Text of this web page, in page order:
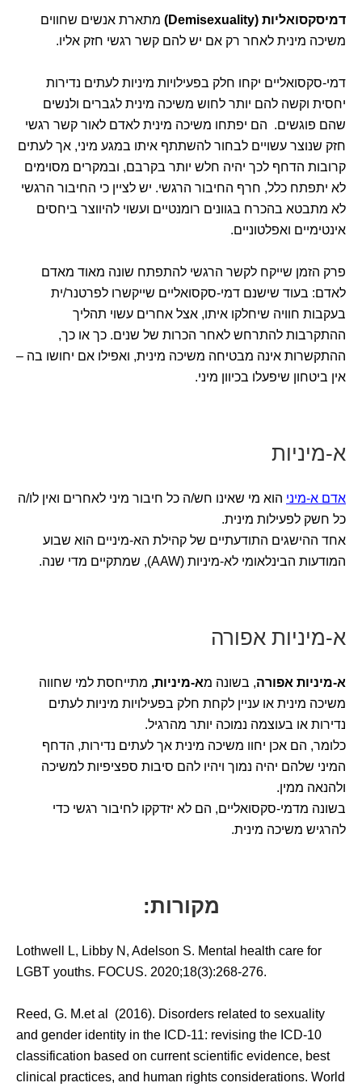
דמיסקסואליות (Demisexuality)
מתארת אנשים שחווים
משיכה מינית לאחר רק אם יש להם קשר רגשי חזק אליו.
דמי-סקסואליים יקחו חלק בפעילויות מיניות לעתים נדירות
יחסית וקשה להם יותר לחוש משיכה מינית לגברים ולנשים
שהם פוגשים. הם יפתחו משיכה מינית לאדם לאור קשר רגשי
חזק שנוצר עשויים לבחור להשתתף איתו במגע מיני, אך לעתים
קרובות הדחף לכך יהיה חלש יותר בקרבם, ובמקרים מסוימים
לא יתפתח כלל, חרף החיבור הרגשי. יש לציין כי החיבור הרגשי
לא מתבטא בהכרח בגוונים רומנטיים ועשוי להיווצר ביחסים
אינטימיים ואפלטוניים.
פרק הזמן שייקח לקשר הרגשי להתפתח שונה מאוד מאדם
לאדם: בעוד שישנם דמי-סקסואליים שייקשרו לפרטנר/ית
בעקבות חוויה שיחלקו איתו, אצל אחרים עשוי תהליך
ההתקרבות להתרחש לאחר הכרות של שנים. כך או כך,
ההתקשרות אינה מבטיחה משיכה מינית, ואפילו אם יחושו בה –
אין ביטחון שיפעלו בכיוון מיני.
א-מיניות
אדם א-מיני הוא מי שאינו חש/ה כל חיבור מיני לאחרים ואין לו/ה
כל חשק לפעילות מינית.
אחד ההישגים התודעתיים של קהילת הא-מיניים הוא שבוע
המודעות הבינלאומי לא-מיניות (AAW), שמתקיים מדי שנה.
א-מיניות אפורה
א-מיניות אפורה, בשונה מא-מיניות, מתייחסת למי שחווה
משיכה מינית או עניין לקחת חלק בפעילויות מיניות לעתים
נדירות או בעוצמה נמוכה יותר מהרגיל.
כלומר, הם אכן יחוו משיכה מינית אך לעתים נדירות, הדחף
המיני שלהם יהיה נמוך ויהיו להם סיבות ספציפיות למשיכה
ולהנאה ממין.
בשונה מדמי-סקסואליים, הם לא יזדקקו לחיבור רגשי כדי
להרגיש משיכה מינית.
מקורות:
Lothwell L, Libby N, Adelson S. Mental health care for
LGBT youths. FOCUS. 2020;18(3):268-276.
Reed, G. M.et al (2016). Disorders related to sexuality
and gender identity in the ICD‐11: revising the ICD‐10
classification based on current scientific evidence, best
clinical practices, and human rights considerations. World